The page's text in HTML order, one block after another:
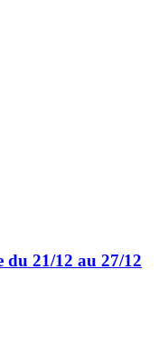
du 21/12 au 27/12